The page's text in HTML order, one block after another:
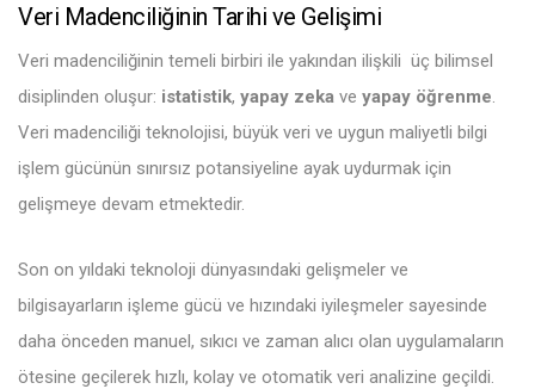
Veri Madenciliğinin Tarihi ve Gelişimi
Veri madenciliğinin temeli birbiri ile yakından ilişkili üç bilimsel
disiplinden oluşur: istatistik, yapay zeka ve yapay öğrenme.
Veri madenciliği teknolojisi, büyük veri ve uygun maliyetli bilgi
işlem gücünün sınırsız potansiyeline ayak uydurmak için
gelişmeye devam etmektedir.
Son on yıldaki teknoloji dünyasındaki gelişmeler ve
bilgisayarların işleme gücü ve hızındaki iyileşmeler sayesinde
daha önceden manuel, sıkıcı ve zaman alıcı olan uygulamaların
ötesine geçilerek hızlı, kolay ve otomatik veri analizine geçildi.